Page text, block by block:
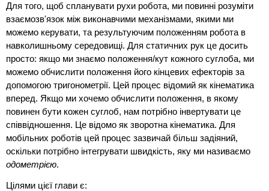
Для того, щоб спланувати рухи робота, ми повинні розуміти
взаємозв'язок між виконавчими механізмами, якими ми
можемо керувати, та результуючим положенням робота в
навколишньому середовищі. Для статичних рук це досить
просто: якщо ми знаємо положення/кут кожного суглоба, ми
можемо обчислити положення його кінцевих ефекторів за
допомогою тригонометрії. Цей процес відомий як кінематика
вперед. Якщо ми хочемо обчислити положення, в якому
повинен бути кожен суглоб, нам потрібно інвертувати це
співвідношення. Це відомо як зворотна кінематика. Для
мобільних роботів цей процес зазвичай більш задіяний,
оскільки потрібно інтегрувати швидкість, яку ми називаємо
одометрією.
Цілями цієї глави є: